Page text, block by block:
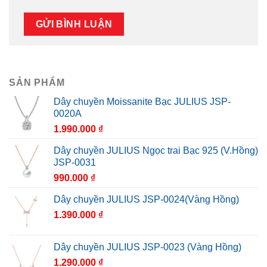
SẢN PHẨM
Dây chuyền Moissanite Bạc JULIUS JSP-
0020A
1.990.000 ₫
Dây chuyền JULIUS Ngọc trai Bạc 925 (V.Hồng)
JSP-0031
990.000 ₫
Dây chuyền JULIUS JSP-0024(Vàng Hồng)
1.390.000 ₫
Dây chuyền JULIUS JSP-0023 (Vàng Hồng)
1.290.000 ₫